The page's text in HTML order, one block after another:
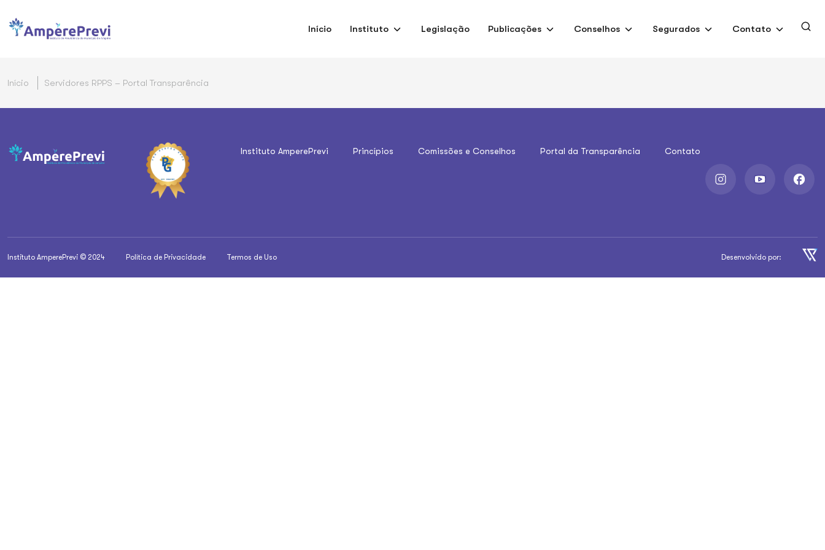
Início Instituto Legislação Publicações Conselhos Segurados Contato
Início Servidores RPPS – Portal Transparência
Instituto AmperePrevi Princípios Comissões e Conselhos Portal da Transparência Contato
Instituto AmperePrevi © 2024 Política de Privacidade Termos de Uso Desenvolvido por: